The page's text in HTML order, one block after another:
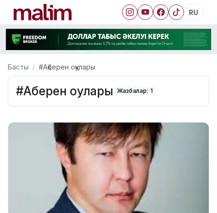
RU
Басты #Ақберен оқулары
#Ақберен оқулары Жазбалар: 1